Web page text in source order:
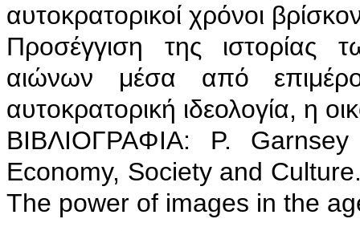
αυτοκρατορικοί χρόνοι
Προσέγγιση της ιστορίας
αιώνων μέσα από
αυτοκρατορική ιδεολογία, η
BIBΛIOΓPAΦIA: P.
Economy, Society and
The power of images in the